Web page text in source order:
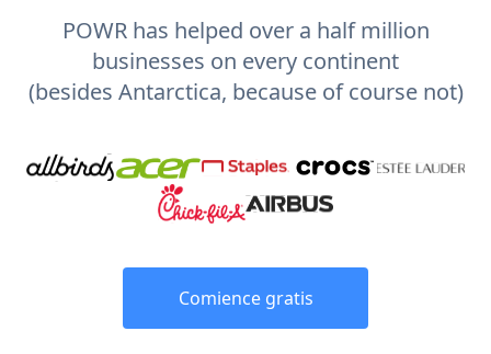
POWR has helped over a half million
businesses on every continent
(besides Antarctica, because of course not)
Comience gratis